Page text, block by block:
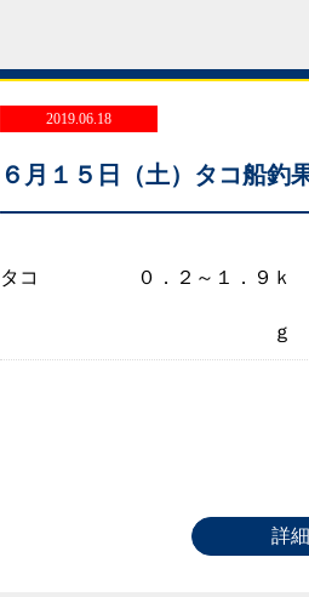
2019.06.18
６月１５日（土）タコ船釣
タコ ０．２～１．９ｋ
ｇ
詳